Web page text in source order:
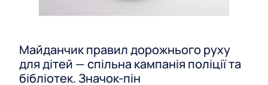
Майданчик правил дорожнього руху
для дітей — спільна кампанія поліції та
бібліотек. Значок-пін